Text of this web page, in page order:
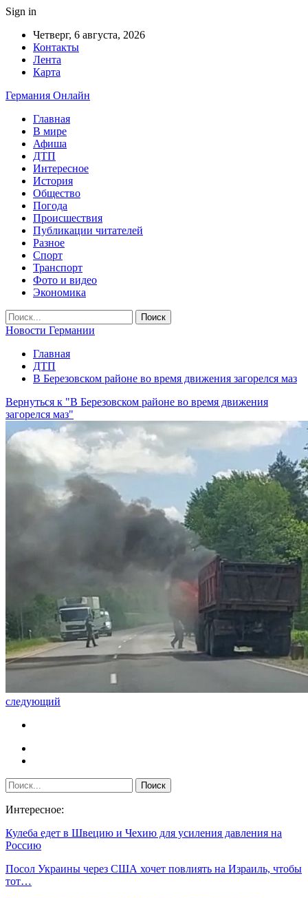
Sign in
Четверг, 6 августа, 2026
Контакты
Лента
Карта
Германия Онлайн
Главная
В мире
Афиша
ДТП
Интересное
История
Общество
Погода
Происшествия
Публикации читателей
Разное
Спорт
Транспорт
Фото и видео
Экономика
Новости Германии
Главная
ДТП
В Березовском районе во время движения загорелся маз
Вернуться к "В Березовском районе во время движения
загорелся маз"
следующий
Интересное:
Кулеба едет в Швецию и Чехию для усиления давления на
Россию
Посол Украины через США хочет повлиять на Израиль, чтобы
тот…